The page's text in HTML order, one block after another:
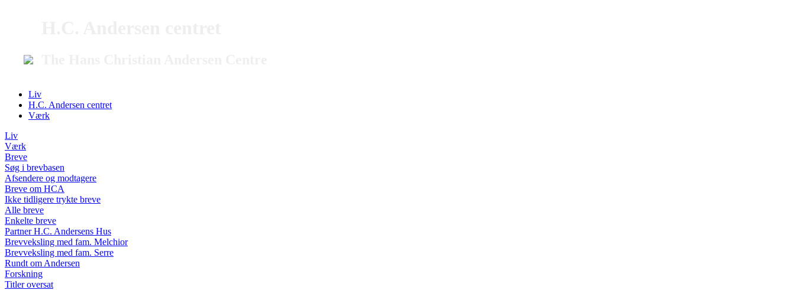
Liv
H.C. Andersen centret
Værk
Liv
Værk
Breve
Søg i brevbasen
Afsendere og modtagere
Breve om HCA
Ikke tidligere trykte breve
Alle breve
Enkelte breve
Partner H.C. Andersens Hus
Brevveksling med fam. Melchior
Brevveksling med fam. Serre
Rundt om Andersen
Forskning
Titler oversat